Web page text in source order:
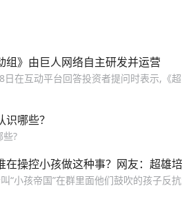
组》由巨人网络自主研发并运营
在互动平台回答投资者提问时表示,《
哪些？
些?
在操控小孩做这种事？网友：超雄
“小孩帝国”在群里面他们鼓吹的孩子反